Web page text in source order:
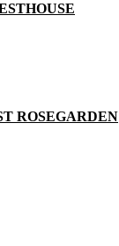
ROSEGARDEN